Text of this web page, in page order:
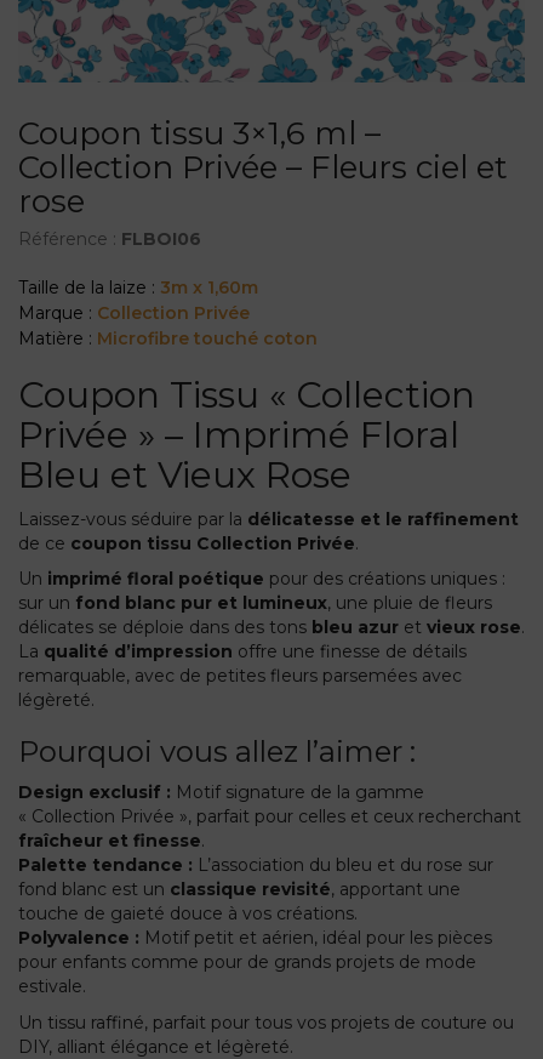
Coupon tissu 3×1,6 ml –
Collection Privée – Fleurs ciel et
rose
Référence : FLBOI06
Taille de la laize : 3m x 1,60m
Marque : Collection Privée
Matière : Microfibre touché coton
Coupon Tissu « Collection
Privée » – Imprimé Floral
Bleu et Vieux Rose
Laissez-vous séduire par la délicatesse et le raffinement
de ce coupon tissu Collection Privée.
Un imprimé floral poétique pour des créations uniques :
sur un fond blanc pur et lumineux, une pluie de fleurs
délicates se déploie dans des tons bleu azur et vieux rose.
La qualité d’impression offre une finesse de détails
remarquable, avec de petites fleurs parsemées avec
légèreté.
Pourquoi vous allez l’aimer :
Design exclusif : Motif signature de la gamme
« Collection Privée », parfait pour celles et ceux recherchant
fraîcheur et finesse.
Palette tendance : L’association du bleu et du rose sur
fond blanc est un classique revisité, apportant une
touche de gaieté douce à vos créations.
Polyvalence : Motif petit et aérien, idéal pour les pièces
pour enfants comme pour de grands projets de mode
estivale.
Un tissu raffiné, parfait pour tous vos projets de couture ou
DIY, alliant élégance et légèreté.